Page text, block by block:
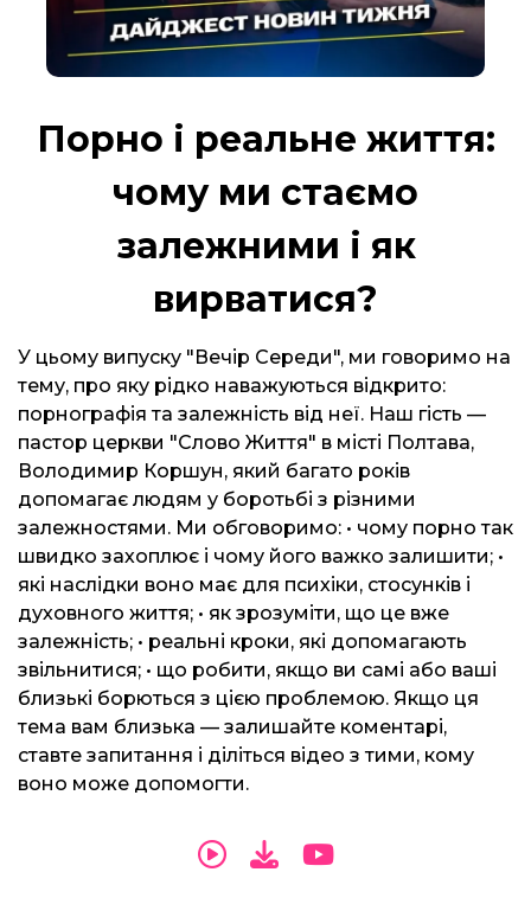
Порно і реальне життя:
чому ми стаємо
залежними і як
вирватися?
У цьому випуску "Вечір Середи", ми говоримо на
тему, про яку рідко наважуються відкрито:
порнографія та залежність від неї. Наш гість —
пастор церкви "Слово Життя" в місті Полтава,
Володимир Коршун, який багато років
допомагає людям у боротьбі з різними
залежностями. Ми обговоримо: • чому порно так
швидко захоплює і чому його важко залишити; •
які наслідки воно має для психіки, стосунків і
духовного життя; • як зрозуміти, що це вже
залежність; • реальні кроки, які допомагають
звільнитися; • що робити, якщо ви самі або ваші
близькі борються з цією проблемою. Якщо ця
тема вам близька — залишайте коментарі,
ставте запитання і діліться відео з тими, кому
воно може допомогти.